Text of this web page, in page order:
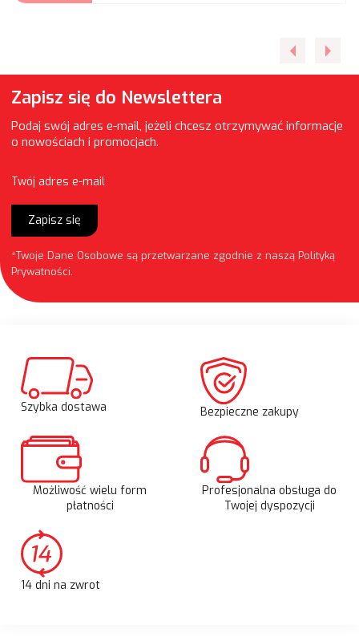
Zapisz się do Newslettera
Podaj swój adres e-mail, jeżeli chcesz otrzymywać informacje
o nowościach i promocjach.
Twój adres e-mail
Zapisz się
*Twoje Dane Osobowe są przetwarzane zgodnie z naszą Polityką
Prywatności.
Szybka dostawa Bezpieczne zakupy
Możliwość wielu form
płatności
Profesjonalna obsługa do
Twojej dyspozycji
14 dni na zwrot